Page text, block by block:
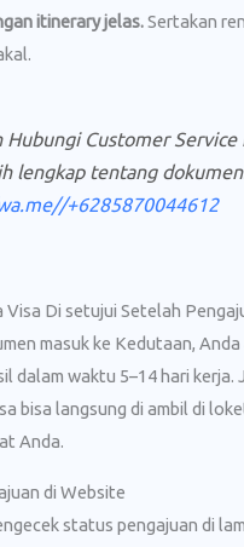
itinerary jelas.Sertakan
Hubungi Customer
lengkap tentang
+6285870044612
Visa Di setujui Setelah
masuk ke Kedutaan,
dalam waktu 5–14 hari kerja.
bisa langsung di ambil di
Anda.
di Website
status pengajuan di